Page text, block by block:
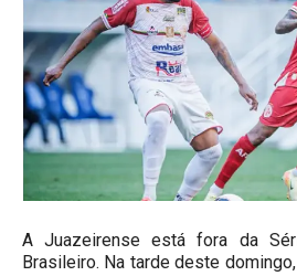
A Juazeirense está fora da
Brasileiro. Na tarde deste